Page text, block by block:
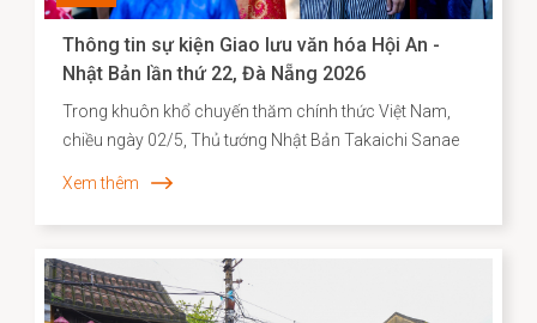
Thông tin sự kiện Giao lưu văn hóa Hội An -
Nhật Bản lần thứ 22, Đà Nẵng 2026
Trong khuôn khổ chuyến thăm chính thức Việt Nam,
chiều ngày 02/5, Thủ tướng Nhật Bản Takaichi Sanae
Sanae đã bày tỏ mong muốn được thăm Di sản văn
hóa thế giới Hội An, để bước đi trên những con đường
mà cộng đồng người Nhật ở đó từng đi qua. Nơi có di
tích Chùa Cầu vừa được hoàn thành trùng tu với sự hợp
Xem thêm